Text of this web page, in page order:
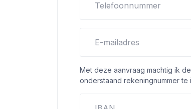
Telefoonnummer
E-mailadres
Met deze aanvraag machtig ik
onderstaand rekeningnummer te